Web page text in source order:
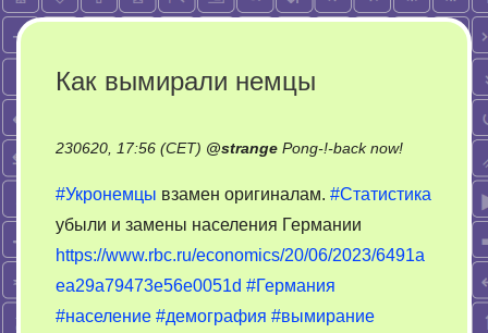
Как вымирали немцы
230620, 17:56 (CET) @strange Pong-!-back now!on
вымирали
#Укронемцы взамен оригиналам. #Статистика
убыли и замены населения Германии
https://www.rbc.ru/economics/20/06/2023/6491a
ea29a79473e56e0051d #Германия
#население #демография #вымирание